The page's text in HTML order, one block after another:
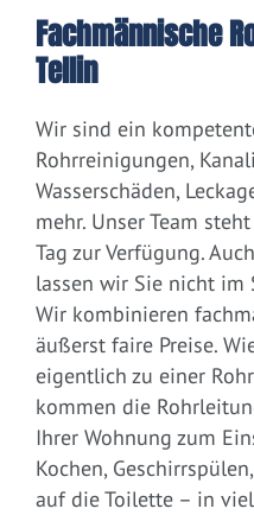
Fachmännische
Tellin
Wir sind ein
Rohrreinigungen,
Wasserschäden,
mehr. Unser Team
Tag zur Verfügung.
lassen wir Sie nicht im
Wir kombinieren
äußerst faire Preise.
eigentlich zu einer
kommen die
Ihrer Wohnung zum
Kochen,
auf die Toilette – in